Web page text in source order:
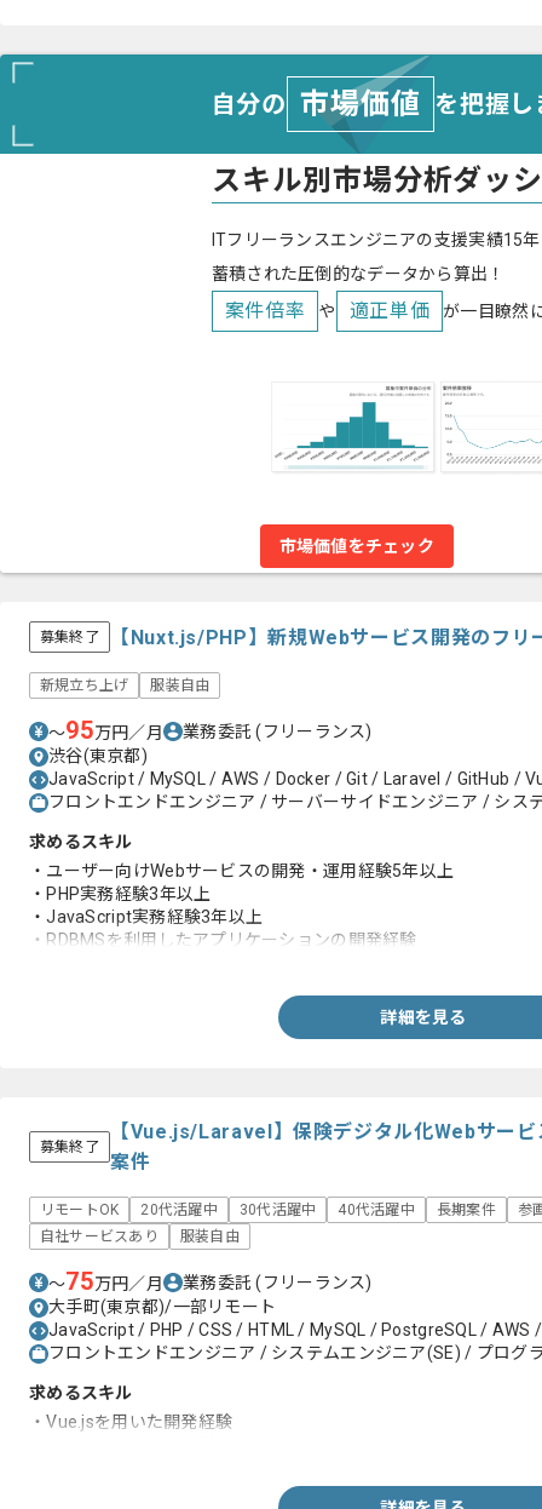
自分の 市場価値 を把握
スキル別市場分析ダッ
ITフリーランスエンジニアの支援実績15
蓄積された圧倒的なデータから算出！
案件倍率 や 適正単価 が一目瞭然
市場価値をチェック
募集終了 【Nuxt.js/PHP】新規Webサービス開発のフリ
新規立ち上げ 服装自由
〜95万円／月 業務委託(フリーランス)
渋谷(東京都)
JavaScript / MySQL / AWS / Docker / Git / Laravel / GitHub /
フロントエンドエンジニア / サーバーサイドエンジニア / シス
求めるスキル
・ユーザー向けWebサービスの開発・運用経験5年以上
・PHP実務経験3年以上
・JavaScript実務経験3年以上
・RDBMSを利用したアプリケーションの開発経験
詳細を見る
募集終了
【Vue.js/Laravel】保険デジタル化Webサービ
案件
リモートOK 20代活躍中 30代活躍中 40代活躍中 長期案件
参
自社サービスあり
服装自由
〜75万円／月 業務委託(フリーランス)
大手町(東京都)/一部リモート
JavaScript / PHP / CSS / HTML / MySQL / PostgreSQL / AWS
フロントエンドエンジニア / システムエンジニア(SE) / プログ
求めるスキル
・Vue.jsを用いた開発経験